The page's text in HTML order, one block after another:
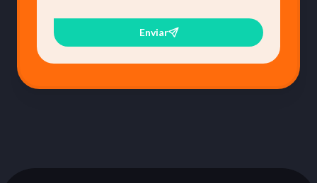
Enviar